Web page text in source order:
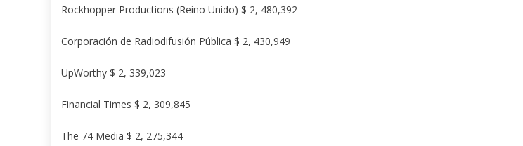
Rockhopper Productions (Reino Unido) $ 2, 480,392
Corporación de Radiodifusión Pública $ 2, 430,949
UpWorthy $ 2, 339,023
Financial Times $ 2, 309,845
The 74 Media $ 2, 275,344